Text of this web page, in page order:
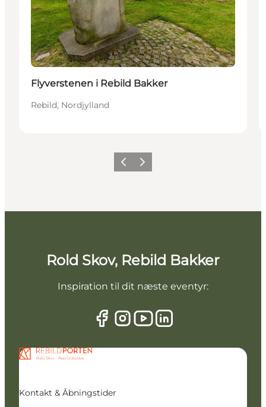
Flyverstenen i Rebild Bakker
Rebild, Nordjylland
Forrige billede
Næste billede
Rold Skov, Rebild Bakker
Inspiration til dit næste eventyr:
Kontakt & Åbningstider